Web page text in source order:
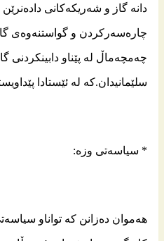
دانه‌ گاز و شه‌ریكه‌كانی‌
چاره‌سه‌ركردن و گواستنه‌وه‌ی‌
چه‌مچه‌ماڵ له‌ پێناو
سلێمانیدان.كه‌ له‌ ئێستادا پێداویستی‌ كاره‌بای‌
* سیاسه‌تی وزه‌:
هه‌موان ده‌زانن كه‌ تواناو